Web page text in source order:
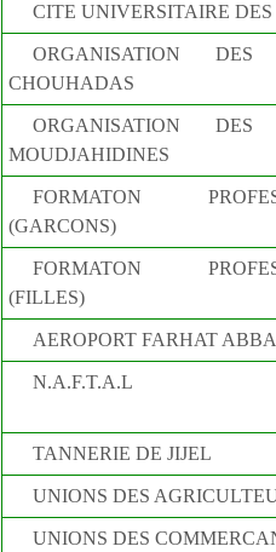
CITE UNIVERSITAIRE
ORGANISATION
CHOUHADAS
ORGANISATION
MOUDJAHIDINES
FORMATON
(GARCONS)
FORMATON
(FILLES)
AEROPORT FARHAT
N.A.F.T.A.L
TANNERIE DE JIJEL
UNIONS DES
UNIONS DES